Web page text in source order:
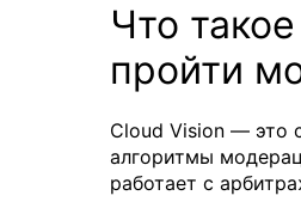
Что
пройти
Cloud Vision — это
алгоритмы
работает с